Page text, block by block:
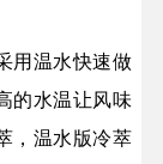
用温水快速做
的水温让风味
，温水版冷萃